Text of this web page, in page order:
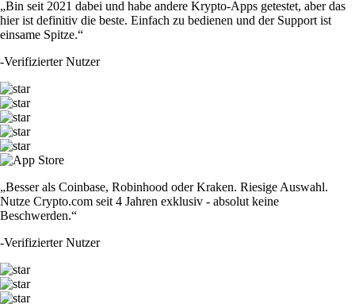
„Bin seit 2021 dabei und habe andere Krypto-Apps getestet, aber das
hier ist definitiv die beste. Einfach zu bedienen und der Support ist
einsame Spitze.“
-Verifizierter Nutzer
„Besser als Coinbase, Robinhood oder Kraken. Riesige Auswahl.
Nutze Crypto.com seit 4 Jahren exklusiv - absolut keine
Beschwerden.“
-Verifizierter Nutzer